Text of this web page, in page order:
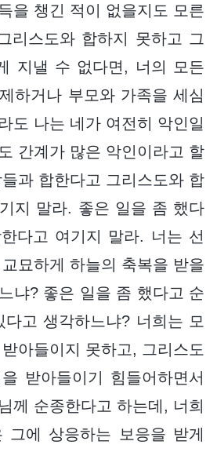
을 챙긴 적이 없을지도 모른
리스도와 합하지 못하고 그
지낼 수 없다면, 너의 모든
하거나 부모와 가족을 세심
도 나는 네가 여전히 악인일
간계가 많은 악인이라고 할
과 합한다고 그리스도와 합
지 말라. 좋은 일을 좀 했다
다고 여기지 말라. 너는 선
묘하게 하늘의 축복을 받을
냐? 좋은 일을 좀 했다고 순
고 생각하느냐? 너희는 모
아들이지 못하고, 그리스도
받아들이기 힘들어하면서
께 순종한다고 하는데, 너희
그에 상응하는 보응을 받게